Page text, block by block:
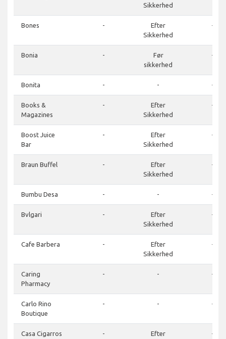
Sikkerhed
Bones -
Efter
Sikkerhed
-
Bonia -
Før
sikkerhed
-
Bonita - - -
Books &
Magazines
-
Efter
Sikkerhed
-
Boost Juice
Bar
-
Efter
Sikkerhed
-
Braun Buffel -
Efter
Sikkerhed
-
Bumbu Desa - - -
Bvlgari -
Efter
Sikkerhed
-
Cafe Barbera -
Efter
Sikkerhed
-
Caring
Pharmacy
- - -
Carlo Rino
Boutique
- - -
Casa Cigarros -
Efter
-